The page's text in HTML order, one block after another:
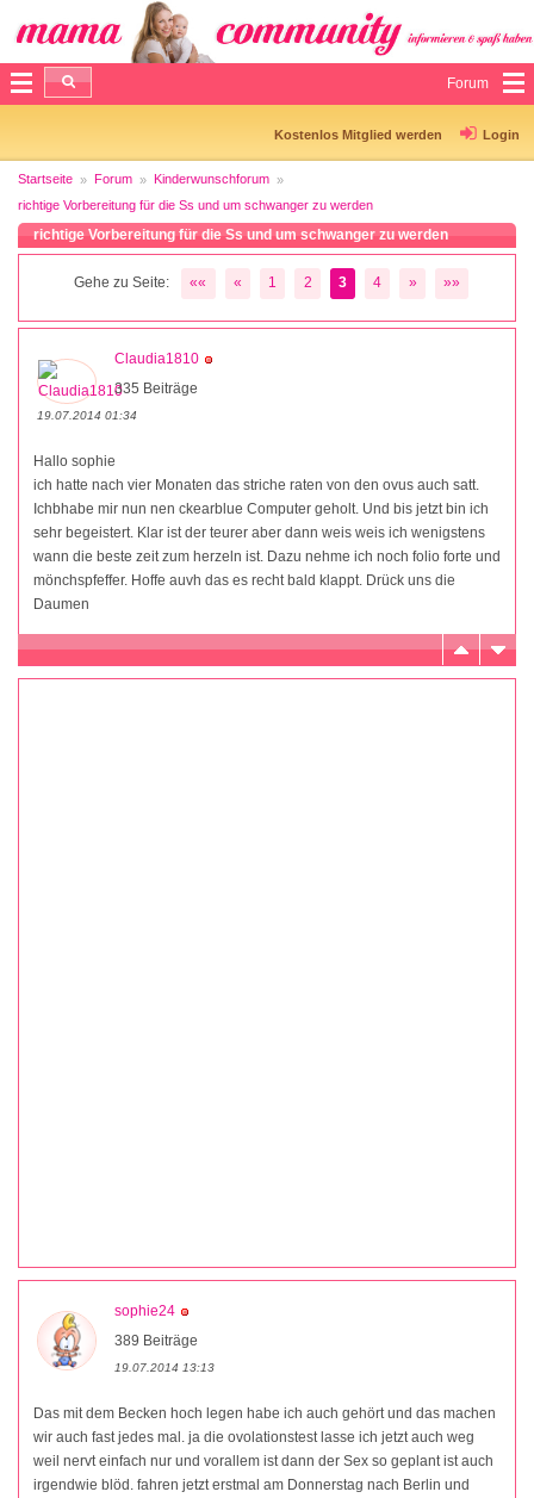
Forum
Kostenlos Mitglied werden Login
Startseite Forum
Kinderwunschforum
richtige Vorbereitung für die Ss und um schwanger zu werden
richtige Vorbereitung für die Ss und um schwanger zu werden
Gehe zu Seite: «« « 1 2 3 4 » »»
Claudia1810
335 Beiträge
19.07.2014 01:34
Hallo sophie
ich hatte nach vier Monaten das striche raten von den ovus auch satt.
Ichbhabe mir nun nen ckearblue Computer geholt. Und bis jetzt bin ich
sehr begeistert. Klar ist der teurer aber dann weis weis ich wenigstens
wann die beste zeit zum herzeln ist. Dazu nehme ich noch folio forte und
mönchspfeffer. Hoffe auvh das es recht bald klappt. Drück uns die
Daumen
sophie24
389 Beiträge
19.07.2014 13:13
Das mit dem Becken hoch legen habe ich auch gehört und das machen
wir auch fast jedes mal. ja die ovolationstest lasse ich jetzt auch weg
weil nervt einfach nur und vorallem ist dann der Sex so geplant ist auch
irgendwie blöd. fahren jetzt erstmal am Donnerstag nach Berlin und